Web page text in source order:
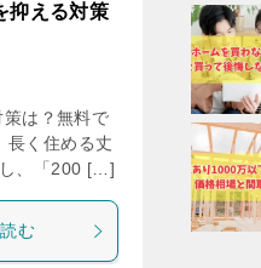
抑える対策
策は？無料で
長く住める丈
し、「200 […]
む